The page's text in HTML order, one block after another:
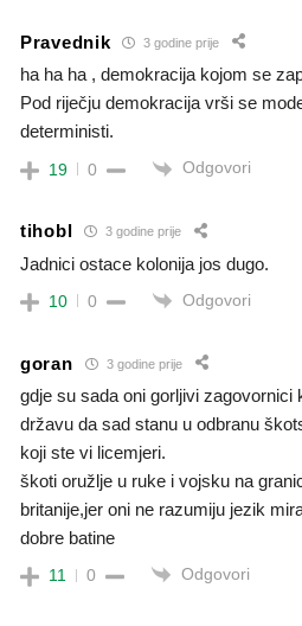
Pravednik 3 godine prije
ha ha ha , demokracija kojom se
Pod riječju demokracija vrši se
deterministi.
19 0 Odgovori
tihobl 3 godine prije
Jadnici ostace kolonija jos dugo.
10 0 Odgovori
goran 3 godine prije
gdje su sada oni gorljivi
državu da sad stanu u odbranu
koji ste vi licemjeri.
škoti oružlje u ruke i vojsku na
britanije,jer oni ne razumiju jezik
dobre batine
11 0 Odgovori